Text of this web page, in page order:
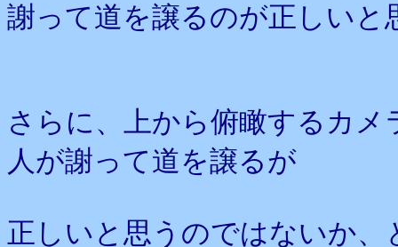
謝って道を譲るのが正しいと
さらに、上から俯瞰するカ
人が謝って道を譲るが
正しいと思うのではないか